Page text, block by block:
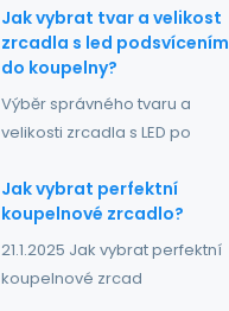
Jak vybrat tvar a velikost
zrcadla s led podsvícením
do koupelny?
Výběr správného tvaru a
velikosti zrcadla s LED po
Jak vybrat perfektní
koupelnové zrcadlo?
21.1.2025 Jak vybrat perfektní
koupelnové zrcad